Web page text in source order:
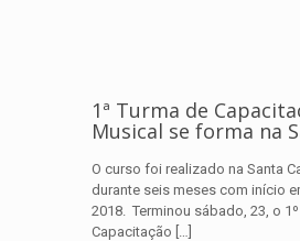
1ª Turma de
Musical se forma na
O curso foi realizado na Santa
durante seis meses com início
2018. Terminou sábado, 23, o
Capacitação […]